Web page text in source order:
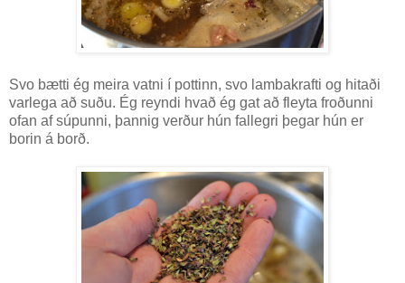
Svo bætti ég meira vatni í pottinn, svo lambakrafti og hitaði
varlega að suðu. Ég reyndi hvað ég gat að fleyta froðunni
ofan af súpunni, þannig verður hún fallegri þegar hún er
borin á borð.